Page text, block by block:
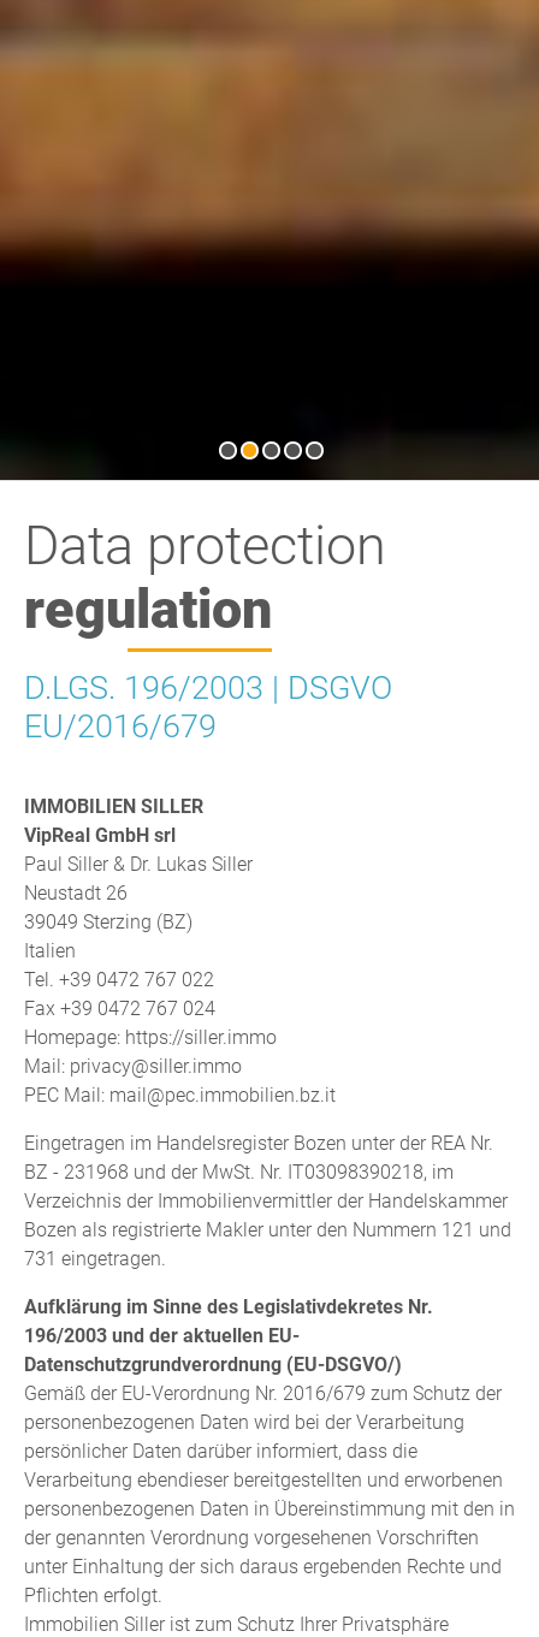
Data protection
regulation
D.LGS. 196/2003 | DSGVO
EU/2016/679
IMMOBILIEN SILLER
VipReal GmbH srl
Paul Siller & Dr. Lukas Siller
Neustadt 26
39049 Sterzing (BZ)
Italien
Tel. +39 0472 767 022
Fax +39 0472 767 024
Homepage: https://siller.immo
Mail: privacy@siller.immo
PEC Mail: mail@pec.immobilien.bz.it
Eingetragen im Handelsregister Bozen unter der REA Nr.
BZ - 231968 und der MwSt. Nr. IT03098390218, im
Verzeichnis der Immobilienvermittler der Handelskammer
Bozen als registrierte Makler unter den Nummern 121 und
731 eingetragen.
Aufklärung im Sinne des Legislativdekretes Nr.
196/2003 und der aktuellen EU-
Datenschutzgrundverordnung (EU-DSGVO/)
Gemäß der EU-Verordnung Nr. 2016/679 zum Schutz der
personenbezogenen Daten wird bei der Verarbeitung
persönlicher Daten darüber informiert, dass die
Verarbeitung ebendieser bereitgestellten und erworbenen
personenbezogenen Daten in Übereinstimmung mit den in
der genannten Verordnung vorgesehenen Vorschriften
unter Einhaltung der sich daraus ergebenden Rechte und
Pflichten erfolgt.
Immobilien Siller ist zum Schutz Ihrer Privatsphäre